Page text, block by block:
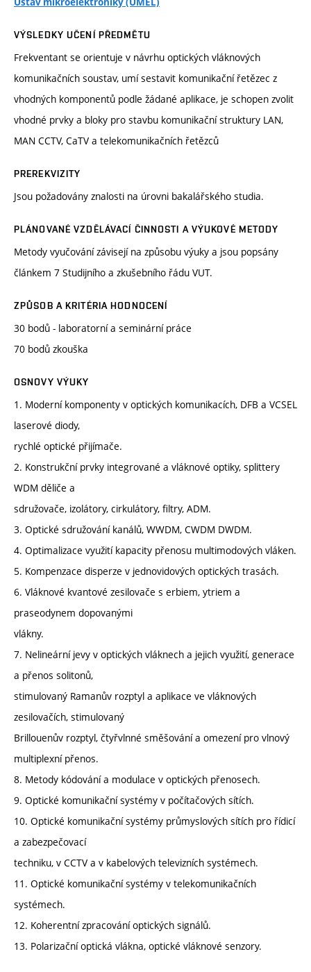
VÝSLEDKY UČENÍ PŘEDMĚTU
Frekventant se orientuje v návrhu optických vláknových
komunikačních soustav, umí sestavit komunikační řetězec z
vhodných komponentů podle žádané aplikace, je schopen zvolit
vhodné prvky a bloky pro stavbu komunikační struktury LAN,
MAN CCTV, CaTV a telekomunikačních řetězců
PREREKVIZITY
Jsou požadovány znalosti na úrovni bakalářského studia.
PLÁNOVANÉ VZDĚLÁVACÍ ČINNOSTI A VÝUKOVÉ METODY
Metody vyučování závisejí na způsobu výuky a jsou popsány
článkem 7 Studijního a zkušebního řádu VUT.
ZPŮSOB A KRITÉRIA HODNOCENÍ
30 bodů - laboratorní a seminární práce
70 bodů zkouška
OSNOVY VÝUKY
1. Moderní komponenty v optických komunikacích, DFB a VCSEL
laserové diody,
rychlé optické přijímače.
2. Konstrukční prvky integrované a vláknové optiky, splittery
WDM děliče a
sdružovače, izolátory, cirkulátory, filtry, ADM.
3. Optické sdružování kanálů, WWDM, CWDM DWDM.
4. Optimalizace využití kapacity přenosu multimodových vláken.
5. Kompenzace disperze v jednovidových optických trasách.
6. Vláknové kvantové zesilovače s erbiem, ytriem a
praseodynem dopovanými
vlákny.
7. Nelineární jevy v optických vláknech a jejich využití, generace
a přenos solitonů,
stimulovaný Ramanův rozptyl a aplikace ve vláknových
zesilovačích, stimulovaný
Brillouenův rozptyl, čtyřvlnné směšování a omezení pro vlnový
multiplexní přenos.
8. Metody kódování a modulace v optických přenosech.
9. Optické komunikační systémy v počítačových sítích.
10. Optické komunikační systémy průmyslových sítích pro řídicí
a zabezpečovací
techniku, v CCTV a v kabelových televizních systémech.
11. Optické komunikační systémy v telekomunikačních
systémech.
12. Koherentní zpracování optických signálů.
13. Polarizační optická vlákna, optické vláknové senzory.